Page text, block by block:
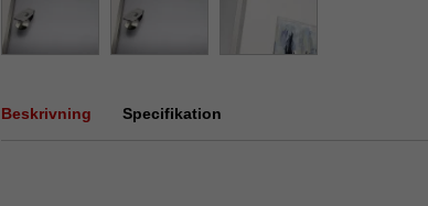
Beskrivning Specifikation